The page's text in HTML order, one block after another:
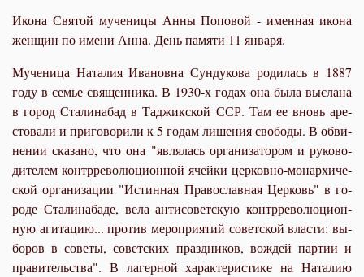
Икона Святой мученицы Анны Поповой - именная икона
женщин по имени Анна. День памяти 11 января.
Му­че­ни­ца На­та­лия Ива­нов­на Сун­ду­ко­ва ро­ди­лась в 1887
го­ду в се­мье свя­щен­ни­ка. В 1930-х го­дах она бы­ла вы­сла­на
в го­род Ста­ли­на­бад в Та­джик­ской ССР. Там ее вновь аре­
сто­ва­ли и при­го­во­ри­ли к 5 го­дам ли­ше­ния сво­бо­ды. В об­ви­
не­нии ска­за­но, что она "яв­ля­лась ор­га­ни­за­то­ром и ру­ко­во­
ди­те­лем контр­ре­во­лю­ци­он­ной ячей­ки цер­ков­но-мо­нар­хи­че­
ской ор­га­ни­за­ции "Ис­тин­ная Пра­во­слав­ная Цер­ковь" в го­
ро­де Ста­ли­на­ба­де, ве­ла ан­ти­со­вет­скую контр­ре­во­лю­ци­он­
ную аги­та­цию... про­тив ме­ро­при­я­тий со­вет­ской вла­сти: вы­
бо­ров в со­ве­ты, со­вет­ских празд­ни­ков, во­ждей пар­тии и
пра­ви­тель­ства". В ла­гер­ной ха­рак­те­ри­сти­ке на На­та­лию